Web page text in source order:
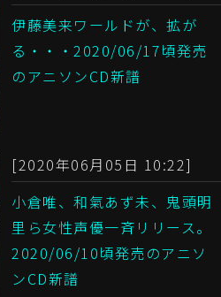
伊藤美来ワールドが、拡が
る・・・2020/06/17頃発売
のアニソンCD新譜
[2020年06月05日 10:22]
小倉唯、和氣あず未、鬼頭明
里ら女性声優一斉リリース。
2020/06/10頃発売のアニソ
ンCD新譜